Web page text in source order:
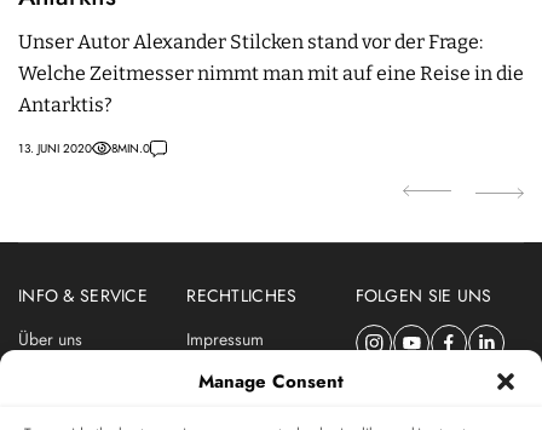
Manage Consent
Unser Autor Alexander Stilcken stand vor der Frage:
Welche Zeitmesser nimmt man mit auf eine Reise in die
Antarktis?
13. JUNI 2020 8MIN.0
INFO & SERVICE
Über uns
RECHTLICHES
Impressum
Datenschutzerklärung
FOLGEN SIE UNS